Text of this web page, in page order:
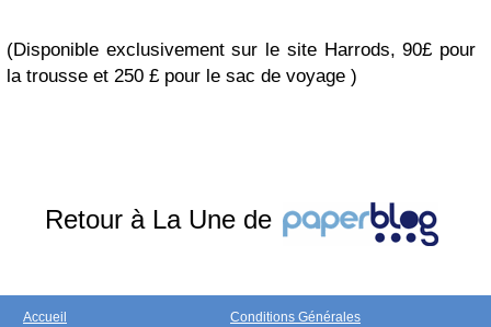
(Disponible exclusivement sur le site Harrods, 90£ pour
la trousse et 250 £ pour le sac de voyage )
Retour à La Une de
Accueil Conditions Générales